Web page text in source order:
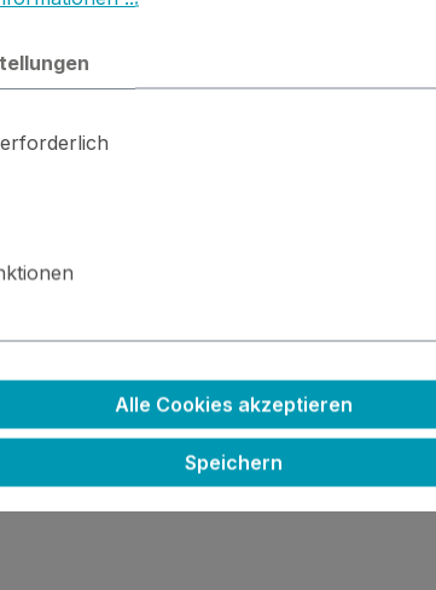
das Papier vorher möglichst wenig
Alle Cookies akzeptieren
Speichern